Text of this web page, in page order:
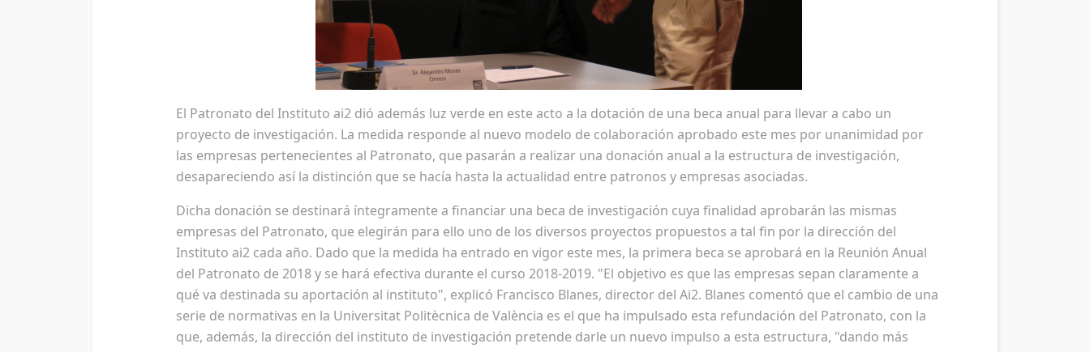
El Patronato del Instituto ai2 dió además luz verde en este acto a la dotación de una beca anual para llevar a cabo un
proyecto de investigación. La medida responde al nuevo modelo de colaboración aprobado este mes por unanimidad por
las empresas pertenecientes al Patronato, que pasarán a realizar una donación anual a la estructura de investigación,
desapareciendo así la distinción que se hacía hasta la actualidad entre patronos y empresas asociadas.
Dicha donación se destinará íntegramente a financiar una beca de investigación cuya finalidad aprobarán las mismas
empresas del Patronato, que elegirán para ello uno de los diversos proyectos propuestos a tal fin por la dirección del
Instituto ai2 cada año. Dado que la medida ha entrado en vigor este mes, la primera beca se aprobará en la Reunión Anual
del Patronato de 2018 y se hará efectiva durante el curso 2018-2019. "El objetivo es que las empresas sepan claramente a
qué va destinada su aportación al instituto", explicó Francisco Blanes, director del Ai2. Blanes comentó que el cambio de una
serie de normativas en la Universitat Politècnica de València es el que ha impulsado esta refundación del Patronato, con la
que, además, la dirección del instituto de investigación pretende darle un nuevo impulso a esta estructura, "dando más